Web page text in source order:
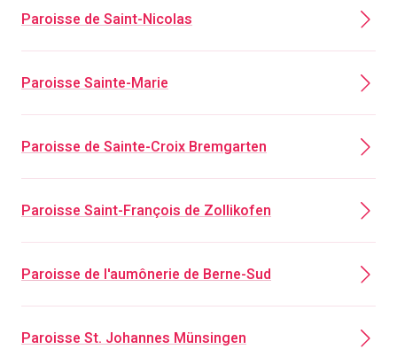
Paroisse de Saint-Nicolas
Paroisse Sainte-Marie
Paroisse de Sainte-Croix Bremgarten
Paroisse Saint-François de Zollikofen
Paroisse de l'aumônerie de Berne-Sud
Paroisse St. Johannes Münsingen